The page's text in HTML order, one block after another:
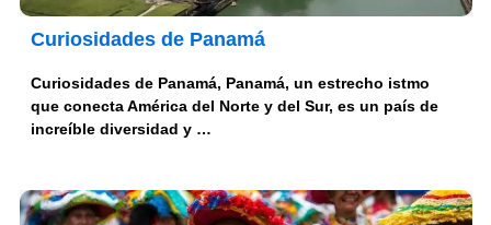
Curiosidades de Panamá
Curiosidades de Panamá, Panamá, un estrecho istmo
que conecta América del Norte y del Sur, es un país de
increíble diversidad y …